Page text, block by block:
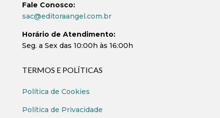
Fale Conosco:
sac@editoraangel.com.br
Horário de Atendimento:
Seg. a Sex das 10:00h às 16:00h
TERMOS E POLÍTICAS
Política de Cookies
Política de Privacidade